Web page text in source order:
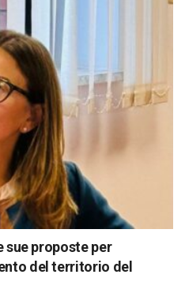
sue proposte per
del territorio del